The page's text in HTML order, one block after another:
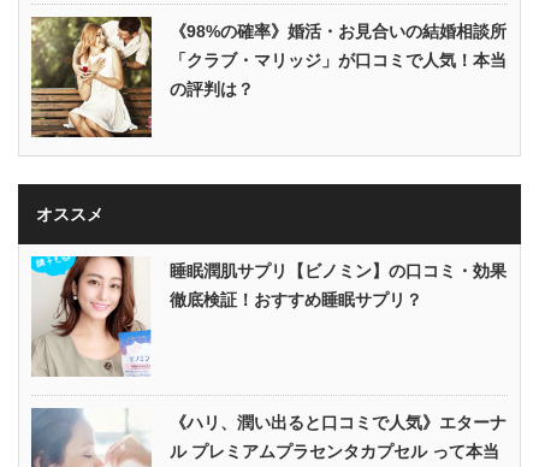
《98%の確率》婚活・お見合いの結婚相談所
「クラブ・マリッジ」が口コミで人気！本当
の評判は？
オススメ
睡眠潤肌サプリ【ビノミン】の口コミ・効果
徹底検証！おすすめ睡眠サプリ？
《ハリ、潤い出ると口コミで人気》エターナ
ル プレミアムプラセンタカプセル って本当